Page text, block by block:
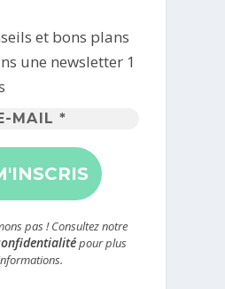
et bons plans
une newsletter 1
Adresse
mail
*
pas ! Consultez notre
pour plus